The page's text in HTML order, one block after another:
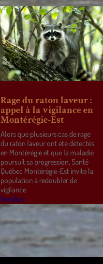
Rage du raton laveur :
appel à la vigilance en
Montérégie-Est
Alors que plusieurs cas de rage
du raton laveur ont été détectés
en Montérégie et que la maladie
poursuit sa progression, Santé
Québec Montérégie-Est invite la
population à redoubler de
vigilance.
lire plus